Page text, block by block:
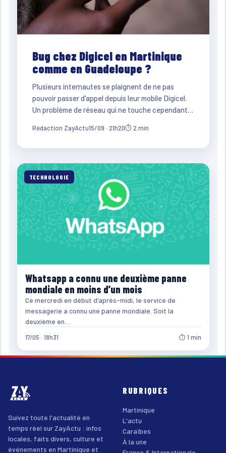
Bug chez Digicel en Martinique
comme en Guadeloupe ?
Plusieurs internautes se plaignent de ne pas
pouvoir passer d’appel depuis leur mobile Digicel.
Un problème de réseau qui ne touche cependant…
Rédaction ZayActu15/09 · 21h20⏱ 2 min
TECHNOLOGIE
Whatsapp a connu une deuxième panne
mondiale en moins d’un mois
Ce mercredi en début d’après-midi, le service de
messagerie a connu une panne mondiale. Soit la
deuxième en…
17/05 · 18h31 ⏱ 1 min
Suivez toute l'actualité en
temps réel sur ZayActu : infos
locales, faits divers, culture et
événements en Martinique et
RUBRIQUES
Martinique
L'actu
Caraïbes
À la une